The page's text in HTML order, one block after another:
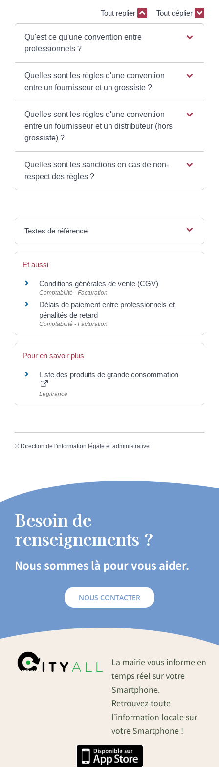
Tout replier Tout déplier
Qu'est ce qu'une convention entre
professionnels ?
Quelles sont les règles d'une convention
entre un fournisseur et un grossiste ?
Quelles sont les règles d'une convention
entre un fournisseur et un distributeur (hors
grossiste) ?
Quelles sont les sanctions en cas de non-
respect des règles ?
Textes de référence
Et aussi
Conditions générales de vente (CGV)
Comptabilité - Facturation
Délais de paiement entre professionnels et
pénalités de retard
Comptabilité - Facturation
Pour en savoir plus
Liste des produits de grande consommation
Legifrance
© Direction de l'information légale et administrative
Besoin de
renseignements ?
Nous sommes là pour vous aider.
NOUS CONTACTER
La mairie vous informe en
temps réel sur votre
Smartphone.
Retrouvez toute
l’information locale sur
votre Smartphone !